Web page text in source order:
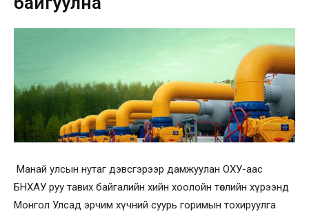
Манай улсын нутаг дэвсгэрээр дамжуулан ОХУ-аас
БНХАУ руу тавих байгалийн хийн хоолойн төслийн хүрээнд
Монгол Улсад эрчим хүчний суурь горимын тохируулга